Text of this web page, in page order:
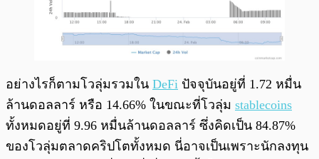
อย่างไรก็ตามโวลุ่มรวมใน DeFi ปัจจุบันอยู่ที่ 1.72 หมื่น
ล้านดอลลาร์ หรือ 14.66% ในขณะที่โวลุ่ม stablecoins
ทั้งหมดอยู่ที่ 9.96 หมื่นล้านดอลลาร์ ซึ่งคิดเป็น 84.87%
ของโวลุ่มตลาดคริปโตทั้งหมด นี่อาจเป็นเพราะนักลงทุน